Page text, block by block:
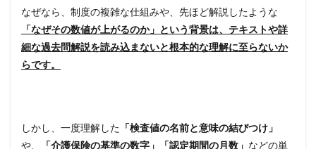
なぜなら、制度の複雑な仕組みや、先ほど解説したような
「なぜその数値が上がるのか」という背景は、テキストや詳
細な過去問解説を読み込まないと根本的な理解に至らないか
らです。
しかし、一度理解した 「検査値の名前と意味の結びつけ」
や、
「介護保険の基準の数字」「認定期間の月数」 などの単